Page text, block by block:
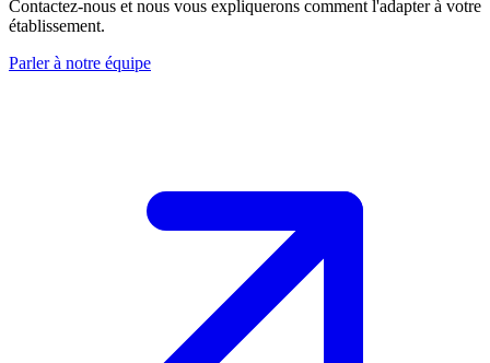
Contactez-nous et nous vous expliquerons comment l'adapter à votre
établissement.
Parler à notre équipe